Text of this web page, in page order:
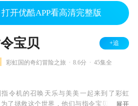
开优酷APP看高清完整版
宝贝 +追
彩虹国的奇幻冒险之旅 8.6分 45集全
指令机的召唤天乐与美美一起来到了彩虹
为了拯救这个世界，他们与指令宝贝红宝开
展开